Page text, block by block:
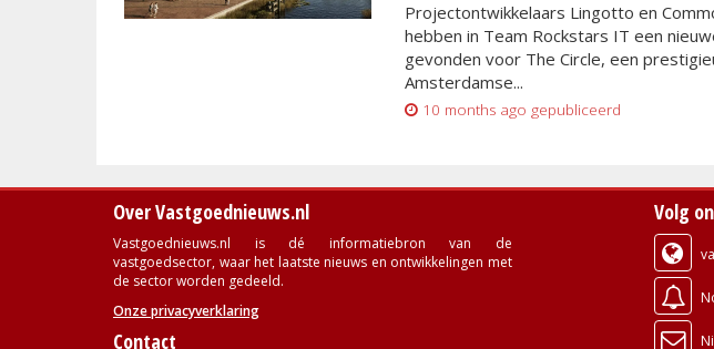
Projectontwikkelaars Lingotto en
hebben in Team Rockstars IT een
gevonden voor The Circle, een
Amsterdamse...
10 months ago gepubliceerd
Over Vastgoednieuws.nl
Vastgoednieuws.nl is dé informatiebron van de
vastgoedsector, waar het laatste nieuws en ontwikkelingen met
de sector worden gedeeld.
Onze privacyverklaring
Contact
Volg